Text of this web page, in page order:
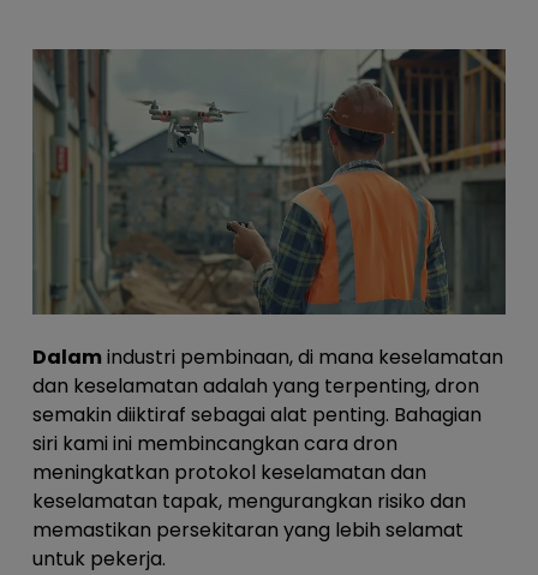
Dalamindustri pembinaan, di mana keselamatan
dan keselamatan adalah yang terpenting, dron
semakin diiktiraf sebagai alat penting. Bahagian
siri kami ini membincangkan cara dron
meningkatkan protokol keselamatan dan
keselamatan tapak, mengurangkan risiko dan
memastikan persekitaran yang lebih selamat
untuk pekerja.